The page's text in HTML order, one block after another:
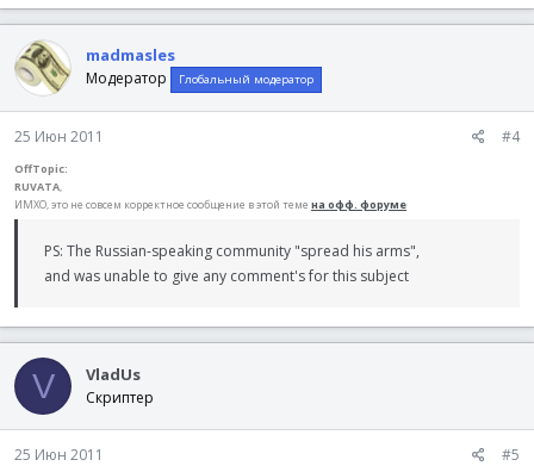
madmasles
Модератор Глобальный модератор
25 Июн 2011 #4
OffTopic:
RUVATA,
ИМХО, это не совсем корректное сообщение в этой теме на офф. форуме
PS: The Russian-speaking community "spread his arms",
and was unable to give any comment's for this subject
V VladUs
Скриптер
25 Июн 2011 #5